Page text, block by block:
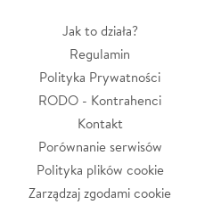
Jak to działa?
Regulamin
Polityka Prywatności
RODO - Kontrahenci
Kontakt
Porównanie serwisów
Polityka plików cookie
Zarządzaj zgodami cookie